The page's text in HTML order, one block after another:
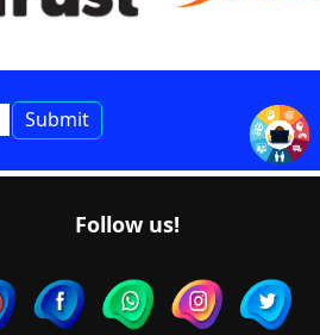
Follow us!